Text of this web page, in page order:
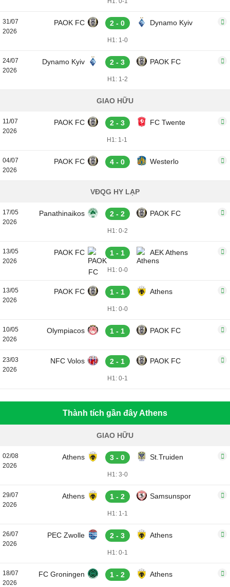
31/07
2026
PAOK FC 2 - 0 Dynamo Kyiv
H1: 1-0
24/07
2026
Dynamo Kyiv 2 - 3 PAOK FC
H1: 1-2
GIAO HỮU
11/07
2026
PAOK FC 2 - 3 FC Twente
H1: 1-1
04/07
2026
PAOK FC 4 - 0 Westerlo
VĐQG HY LẠP
17/05
2026
Panathinaikos 2 - 2 PAOK FC
H1: 0-2
13/05
2026
PAOK FC 1 - 1 AEK Athens
H1: 0-0
13/05
2026
PAOK FC 1 - 1 Athens
H1: 0-0
10/05
2026
Olympiacos 1 - 1 PAOK FC
23/03
2026
NFC Volos 2 - 1 PAOK FC
H1: 0-1
Thành tích gần đây Athens
GIAO HỮU
02/08
2026
Athens 3 - 0 St.Truiden
H1: 3-0
29/07
2026
Athens 1 - 2 Samsunspor
H1: 1-1
26/07
2026
PEC Zwolle 2 - 3 Athens
H1: 0-1
18/07
2026
FC Groningen 1 - 2 Athens